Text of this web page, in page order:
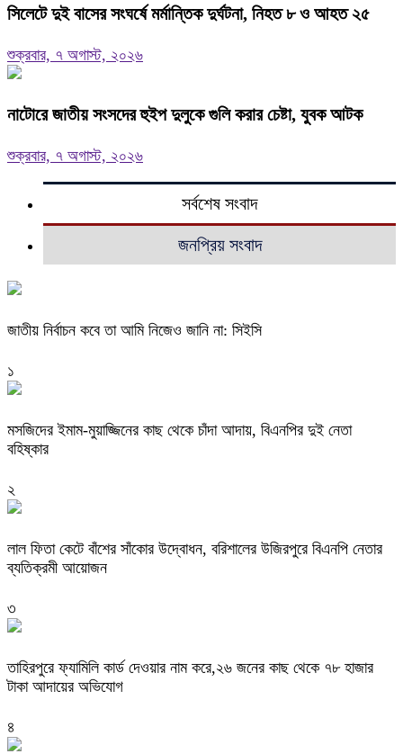
সিলেটে দুই বাসের সংঘর্ষে মর্মান্তিক দুর্ঘটনা, নিহত ৮ ও আহত ২৫
শুক্রবার, ৭ অগাস্ট, ২০২৬
নাটোরে জাতীয় সংসদের হুইপ দুলুকে গুলি করার চেষ্টা, যুবক আটক
শুক্রবার, ৭ অগাস্ট, ২০২৬
সর্বশেষ সংবাদ
জনপ্রিয় সংবাদ
জাতীয় নির্বাচন কবে তা আমি নিজেও জানি না: সিইসি
১
মসজিদের ইমাম-মুয়াজ্জিনের কাছ থেকে চাঁদা আদায়, বিএনপির দুই নেতা
বহিষ্কার
২
‎লাল ফিতা কেটে বাঁশের সাঁকোর উদ্বোধন, বরিশালের উজিরপুরে বিএনপি নেতার
ব্যতিক্রমী আয়োজন
৩
তাহিরপুরে ফ্যামিলি কার্ড দেওয়ার নাম করে,২৬ জনের কাছ থেকে ৭৮ হাজার
টাকা আদায়ের অভিযোগ
৪